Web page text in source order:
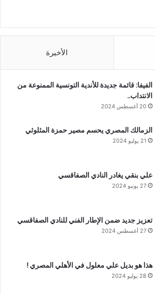
الأخيرة
الفيفا: قائمة جديدة للأندية التونسية الممنوعة من
الانتداب..
20 أغسطس 2024
الزمالك المصري يحسم مصير حمزة المثلوثي
21 يوليو 2024
علي بنقي يغادر النادي الصفاقسي
27 يونيو 2024
تعزيز جديد ضمن الإطار الفني للنادي الصفاقسي
27 أغسطس 2024
هذا هو بديل علي معلول في الأهلي المصري !
28 يوليو 2024